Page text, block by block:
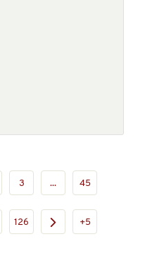
3 ... 45
126 +5